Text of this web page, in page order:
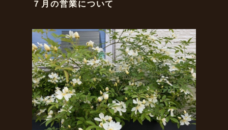
７月の営業について